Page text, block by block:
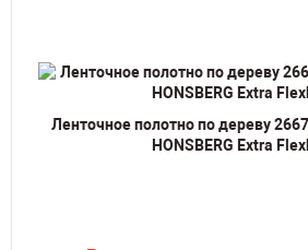
Ленточное полотно по дереву
HONSBERG Extra